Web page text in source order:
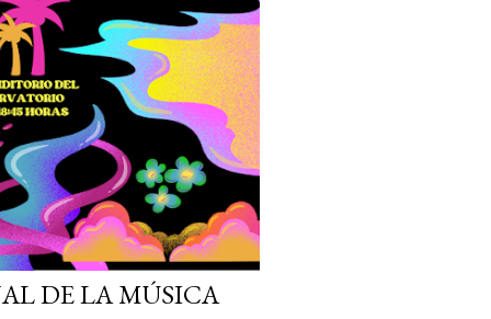
DE LA MÚSICA